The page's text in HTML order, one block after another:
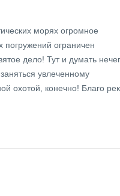
морях огромное
погружений ограничен
дело! Тут и думать
увлеченному
охотой, конечно! Благо